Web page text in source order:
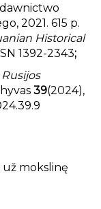
2021. 615 p.
Historical
1392-2343;
39(2024),
mokslinę